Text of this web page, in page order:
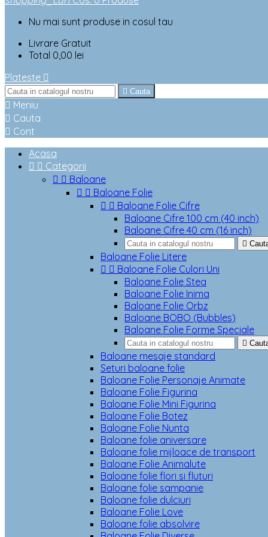
Nu mai sunt produse in cosul tau
Livrare Gratuit
Total 0,00 lei
Plateste 
 Cauta
 Meniu
 Cauta
 Cont
Acasa
  Categorii
  Baloane
  Baloane Folie
  Baloane Folie Cifre
Baloane Cifre 100 cm (40 inch)
Baloane Cifre 40 cm (16 inch)

Baloane Folie Litere
  Baloane Folie Culori Uni
Baloane Folie Stea
Baloane Folie Inima
Baloane Folie Orbz
Baloane BOBO (Bubbles)
Baloane Folie Forme Speciale

Baloane mesaje standard
Seturi baloane folie
Baloane Folie Personaje Animate
Baloane Folie Figurina
Baloane Folie Mini Figurina
Baloane Folie Botez
Baloane Folie Nunta
Baloane folie aniversare
Baloane folie mijloace de transport
Baloane Folie Animalute
Baloane folie flori si fluturi
Baloane folie sampanie
Baloane folie dulciuri
Baloane Folie Love
Baloane folie absolvire